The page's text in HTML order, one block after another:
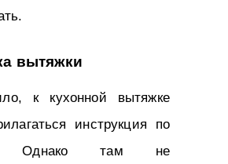
вытяжки
к кухонной вытяжке
инструкция по
Однако там не